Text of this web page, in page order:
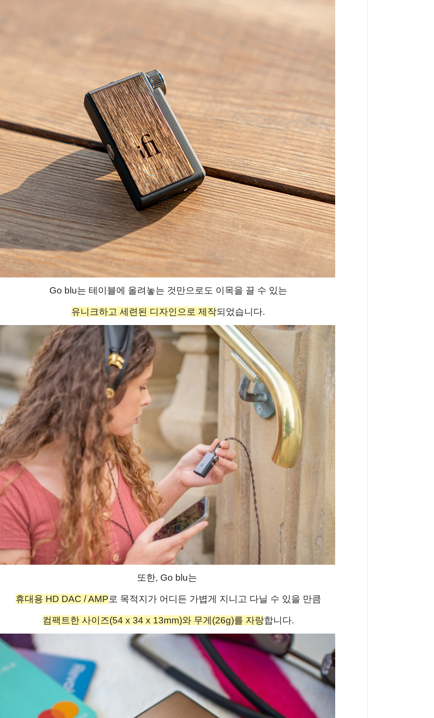
Go blu는 테이블에 올려놓는 것만으로도 이목을 끌 수 있는
유니크하고 세련된 디자인으로 제작되었습니다.
또한, Go blu는
휴대용 HD DAC / AMP로 목적지가 어디든 가볍게 지니고 다닐 수 있을 만큼
컴팩트한 사이즈(54 x 34 x 13mm)와 무게(26g)를 자랑합니다.